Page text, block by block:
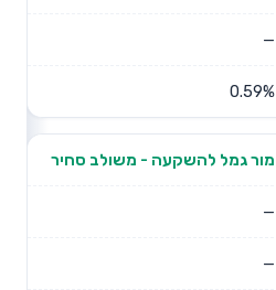
—
0.59%
מור גמל להשקעה - משולב סחיר
—
—